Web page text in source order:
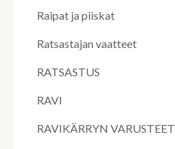
Raipat ja piiskat
Ratsastajan vaatteet
RATSASTUS
RAVI
RAVIKÄRRYN VARUSTEET